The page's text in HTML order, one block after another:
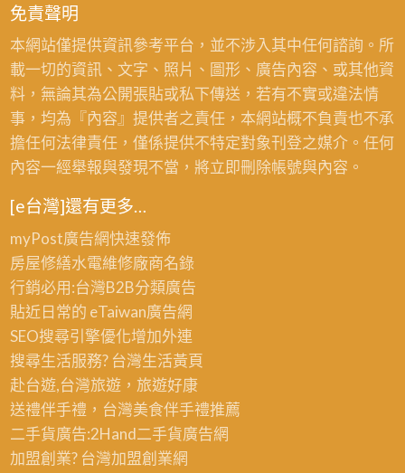
免責聲明
本網站僅提供資訊參考平台，並不涉入其中任何諮詢。所
載一切的資訊、文字、照片、圖形、廣告內容、或其他資
料，無論其為公開張貼或私下傳送，若有不實或違法情
事，均為『內容』提供者之責任，本網站概不負責也不承
擔任何法律責任，僅係提供不特定對象刊登之媒介。任何
內容一經舉報與發現不當，將立即刪除帳號與內容。
[e台灣]還有更多…
myPost廣告網快速發佈
房屋修繕水電維修廠商名錄
行銷必用:台灣B2B分類廣告
貼近日常的 eTaiwan廣告網
SEO搜尋引擎優化增加外連
搜尋生活服務? 台灣生活黃頁
赴台遊,台灣旅遊，旅遊好康
送禮伴手禮，台灣美食伴手禮推薦
二手貨廣告:2Hand二手貨廣告網
加盟創業? 台灣加盟創業網